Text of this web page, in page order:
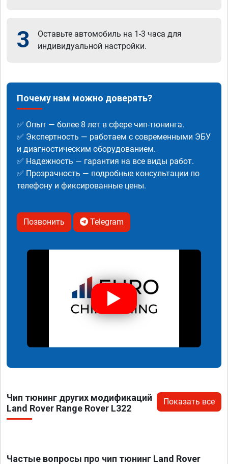
3
Оставьте автомобиль на 1-3 часа для
индивидуальной настройки.
Почему нам можно доверять?
✅ Опыт — более 8 лет в сфере чип-тюнинга.
✅ Экспертность — работаем с современными ЭБУ
и диагностическим оборудованием.
✅ Надежность — гарантия на все виды работ.
✅ Прозрачность — подробные консультации по
телефону и фиксированные цены.
Позвонить Telegram
Чип тюнинг других модификаций
Land Rover Range Rover L322
Показать все
Частые вопросы про чип тюнинг Land Rover